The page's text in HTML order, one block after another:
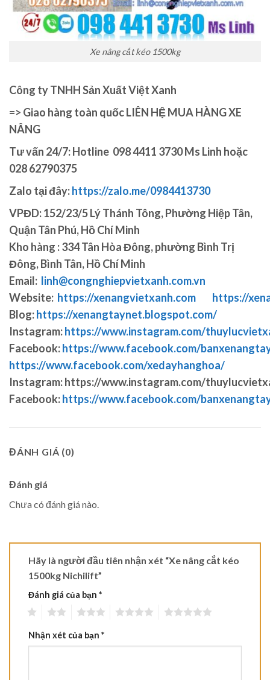
Xe nâng cắt kéo 1500kg
Công ty TNHH Sản Xuất Việt Xanh
=> Giao hàng toàn quốc LIÊN HỆ MUA HÀNGXE
NÂNG
Tư vấn 24/7: Hotline 098 4411 3730Ms Linh hoặc
028 62790375
Zalo tại đây:https://zalo.me/0984413730
VPĐD: 152/23/5 Lý Thánh Tông, Phường Hiệp Tân,
Quận Tân Phú, Hồ Chí Minh
Kho hàng : 334 Tân Hòa Đông, phường Bình Trị
Đông, Bình Tân, Hồ Chí Minh
Email: linh@congnghiepvietxanh.com.vn
Website: https://xenangvietxanh.com
https://
Blog:https://xenangtaynet.blogspot.com/
Instagram:https://www.instagram.com/
Facebook:https://www.facebook.com/
https://www.facebook.com/xedayhanghoa/
Instagram: https://www.instagram.com/
Facebook:https://www.facebook.com/
ĐÁNH GIÁ (0)
Đánh giá
Chưa có đánh giá nào.
Hãy là người đầu tiên nhận xét “Xe nâng cắt kéo
1500kg Nichilift”
Đánh giá của bạn *
Nhận xét của bạn *